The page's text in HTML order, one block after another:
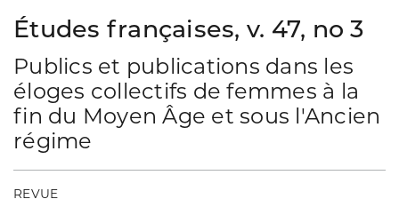
Études françaises, v. 47, no 3
Publics et publications dans les
éloges collectifs de femmes à la
fin du Moyen Âge et sous l'Ancien
régime
REVUE